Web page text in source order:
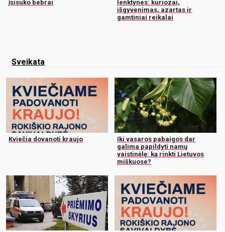
įsisuko bebrai
lenktynes: kuriozai,
išgyvenimas, azartas ir
gamtiniai reikalai
Sveikata
Kviečia dovanoti kraujo
Iki vasaros pabaigos dar
galima papildyti namų
vaistinėlę: ką rinkti Lietuvos
miškuose?